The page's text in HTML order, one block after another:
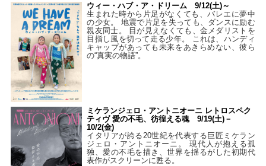
ウィー・ハブ・ア・ドリーム 9/12(土)～
生まれた時から片足がなくても、バレエに夢中
の少女。 地震で片足を失っても、ダンスに励む
親友同士。 目が見えなくても、金メダリストを
目指し風を切って走る少年。 これは、ハンディ
キャップがあっても未来をあきらめない、彼ら
の“真実の物語”。
ミケランジェロ・アントニオーニ レトロスペク
ティヴ 愛の不毛、彷徨える魂 9/19(土)－
10/2(金)
イタリアが誇る20世紀を代表する巨匠ミケラン
ジェロ・アントニオーニ。 現代人が抱える孤
独、愛の不毛を描き、世界を揺るがした初期代
表作がスクリーンに甦る。